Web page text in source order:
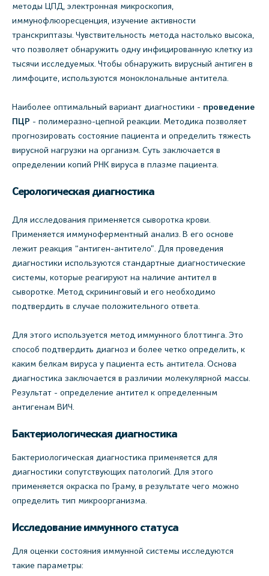
методы ЦПД, электронная микроскопия,
иммунофлюоресценция, изучение активности
транскриптазы. Чувствительность метода настолько высока,
что позволяет обнаружить одну инфицированную клетку из
тысячи исследуемых. Чтобы обнаружить вирусный антиген в
лимфоците, используются моноклональные антитела.
Наиболее оптимальный вариант диагностики - проведение
ПЦР - полимеразно-цепной реакции. Методика позволяет
прогнозировать состояние пациента и определить тяжесть
вирусной нагрузки на организм. Суть заключается в
определении копий РНК вируса в плазме пациента.
Серологическая диагностика
Для исследования применяется сыворотка крови.
Применяется иммуноферментный анализ. В его основе
лежит реакция “антиген-антитело”. Для проведения
диагностики используются стандартные диагностические
системы, которые реагируют на наличие антител в
сыворотке. Метод скрининговый и его необходимо
подтвердить в случае положительного ответа.
Для этого используется метод иммунного блоттинга. Это
способ подтвердить диагноз и более четко определить, к
каким белкам вируса у пациента есть антитела. Основа
диагностика заключается в различии молекулярной массы.
Результат - определение антител к определенным
антигенам ВИЧ.
Бактериологическая диагностика
Бактериологическая диагностика применяется для
диагностики сопутствующих патологий. Для этого
применяется окраска по Граму, в результате чего можно
определить тип микроорганизма.
Исследование иммунного статуса
Для оценки состояния иммунной системы исследуются
такие параметры: